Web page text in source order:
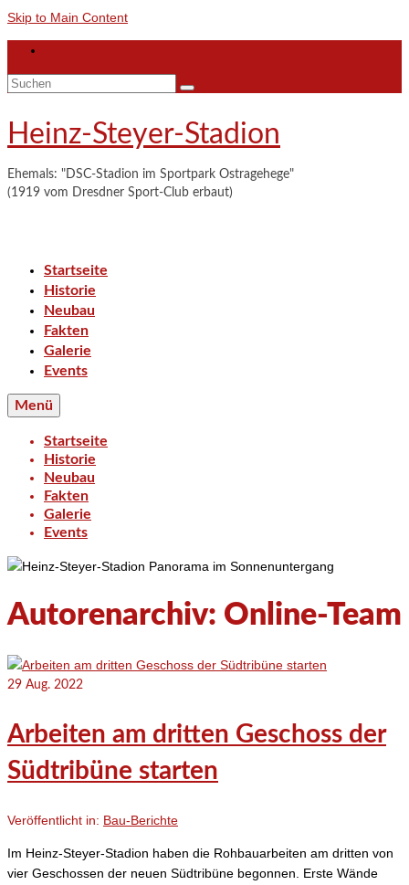
Skip to Main Content
Suchen
Heinz-Steyer-Stadion
Ehemals: "DSC-Stadion im Sportpark Ostragehege"
(1919 vom Dresdner Sport-Club erbaut)
Startseite
Historie
Neubau
Fakten
Galerie
Events
Menü
Startseite
Historie
Neubau
Fakten
Galerie
Events
Autorenarchiv: Online-Team
29 Aug. 2022
Arbeiten am dritten Geschoss der
Südtribüne starten
Veröffentlicht in: Bau-Berichte
Im Heinz-Steyer-Stadion haben die Rohbauarbeiten am dritten von
vier Geschossen der neuen Südtribüne begonnen. Erste Wände